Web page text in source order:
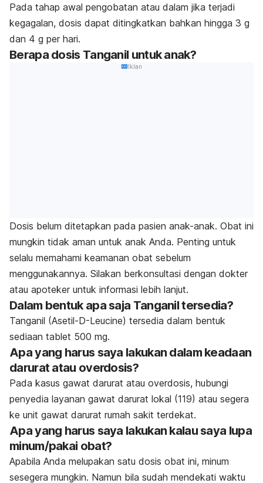
Pada tahap awal pengobatan atau dalam jika terjadi
kegagalan, dosis dapat ditingkatkan bahkan hingga 3 g
dan 4 g per hari.
Berapa dosis Tanganil untuk anak?
Iklan
Dosis belum ditetapkan pada pasien anak-anak. Obat ini
mungkin tidak aman untuk anak Anda. Penting untuk
selalu memahami keamanan obat sebelum
menggunakannya. Silakan berkonsultasi dengan dokter
atau apoteker untuk informasi lebih lanjut.
Dalam bentuk apa saja Tanganil tersedia?
Tanganil (Asetil-D-Leucine) tersedia dalam bentuk
sediaan tablet 500 mg.
Apa yang harus saya lakukan dalam keadaan
darurat atau overdosis?
Pada kasus gawat darurat atau overdosis, hubungi
penyedia layanan gawat darurat lokal (119) atau segera
ke unit gawat darurat rumah sakit terdekat.
Apa yang harus saya lakukan kalau saya lupa
minum/pakai obat?
Apabila Anda melupakan satu dosis obat ini, minum
sesegera mungkin. Namun bila sudah mendekati waktu